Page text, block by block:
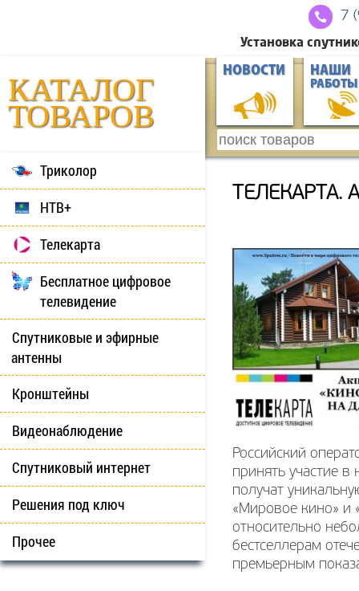
7
Установка
КАТАЛОГ
ТОВАРОВ
НОВОСТИ НАШИ
РАБОТЫ
Триколор
НТВ+
Телекарта
Бесплатное цифровое
телевидение
Спутниковые и эфирные
антенны
Кронштейны
Видеонаблюдение
Спутниковый интернет
Решения под ключ
Прочее
ТЕЛЕКАРТА.
Российский
принять участие
получат
«Мировое кино» и
относительно
бестселлерам
премьерным